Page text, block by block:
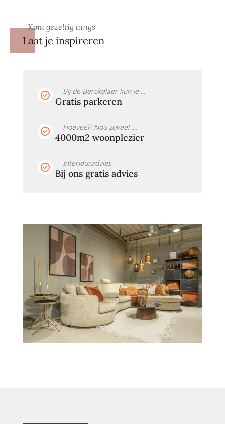
Kom gezellig langs
Laat je inspireren
Bij de Berckelaer kun je ...
Gratis parkeren
Hoeveel? Nou zoveel ....
4000m2 woonplezier
Interieuradvies
Bij ons gratis advies